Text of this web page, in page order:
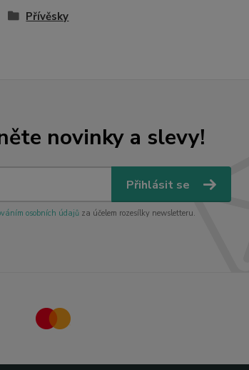
Přívěsky
novinky a slevy!
Přihlásit se
osobních údajůza účelem rozesílky newsletteru.